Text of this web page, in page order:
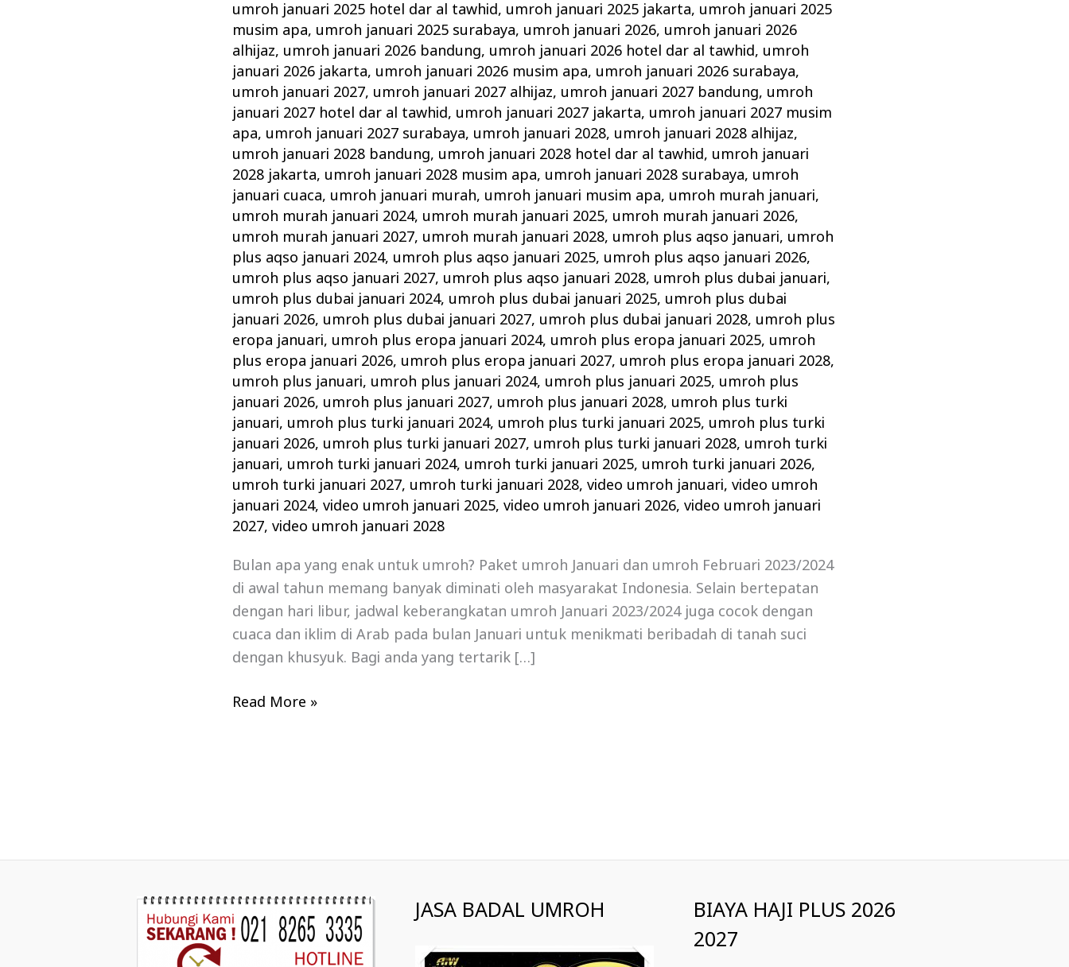
umroh januari 2025 hotel dar al tawhid, umroh januari 2025 jakarta, umroh januari 2025
musim apa, umroh januari 2025 surabaya, umroh januari 2026, umroh januari 2026
alhijaz, umroh januari 2026 bandung, umroh januari 2026 hotel dar al tawhid, umroh
januari 2026 jakarta, umroh januari 2026 musim apa, umroh januari 2026 surabaya,
umroh januari 2027, umroh januari 2027 alhijaz, umroh januari 2027 bandung, umroh
januari 2027 hotel dar al tawhid, umroh januari 2027 jakarta, umroh januari 2027 musim
apa, umroh januari 2027 surabaya, umroh januari 2028, umroh januari 2028 alhijaz,
umroh januari 2028 bandung, umroh januari 2028 hotel dar al tawhid, umroh januari
2028 jakarta, umroh januari 2028 musim apa, umroh januari 2028 surabaya, umroh
januari cuaca, umroh januari murah, umroh januari musim apa, umroh murah januari,
umroh murah januari 2024, umroh murah januari 2025, umroh murah januari 2026,
umroh murah januari 2027, umroh murah januari 2028, umroh plus aqso januari, umroh
plus aqso januari 2024, umroh plus aqso januari 2025, umroh plus aqso januari 2026,
umroh plus aqso januari 2027, umroh plus aqso januari 2028, umroh plus dubai januari,
umroh plus dubai januari 2024, umroh plus dubai januari 2025, umroh plus dubai
januari 2026, umroh plus dubai januari 2027, umroh plus dubai januari 2028, umroh plus
eropa januari, umroh plus eropa januari 2024, umroh plus eropa januari 2025, umroh
plus eropa januari 2026, umroh plus eropa januari 2027, umroh plus eropa januari 2028,
umroh plus januari, umroh plus januari 2024, umroh plus januari 2025, umroh plus
januari 2026, umroh plus januari 2027, umroh plus januari 2028, umroh plus turki
januari, umroh plus turki januari 2024, umroh plus turki januari 2025, umroh plus turki
januari 2026, umroh plus turki januari 2027, umroh plus turki januari 2028, umroh turki
januari, umroh turki januari 2024, umroh turki januari 2025, umroh turki januari 2026,
umroh turki januari 2027, umroh turki januari 2028,video umroh januari,video umroh
januari 2024,video umroh januari 2025,video umroh januari 2026,video umroh januari
2027,video umroh januari 2028
Bulan apa yang enak untuk umroh? Paket umroh Januari dan umroh Februari 2023/2024
di awal tahun memang banyak diminati oleh masyarakat Indonesia. Selain bertepatan
dengan hari libur, jadwal keberangkatan umroh Januari 2023/2024 juga cocok dengan
cuaca dan iklim di Arab pada bulan Januari untuk menikmati beribadah di tanah suci
dengan khusyuk. Bagi anda yang tertarik […]
Read More »
JASA BADAL UMROH
BIAYA HAJI PLUS 2026
2027